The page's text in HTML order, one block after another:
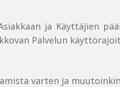
ja Käyttäjien
Palvelun
varten ja